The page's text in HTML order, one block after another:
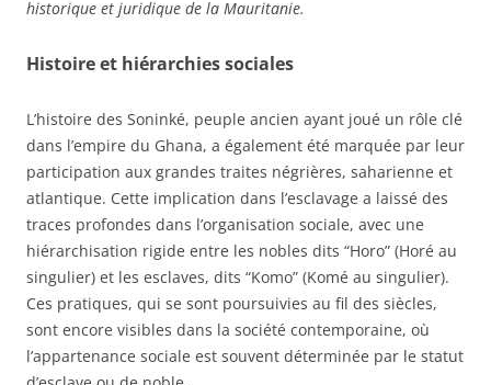
historique et juridique de la Mauritanie.
Histoire et hiérarchies sociales
L’histoire des Soninké, peuple ancien ayant joué un rôle clé
dans l’empire du Ghana, a également été marquée par leur
participation aux grandes traites négrières, saharienne et
atlantique. Cette implication dans l’esclavage a laissé des
traces profondes dans l’organisation sociale, avec une
hiérarchisation rigide entre les nobles dits “Horo” (Horé au
singulier) et les esclaves, dits “Komo” (Komé au singulier).
Ces pratiques, qui se sont poursuivies au fil des siècles,
sont encore visibles dans la société contemporaine, où
l’appartenance sociale est souvent déterminée par le statut